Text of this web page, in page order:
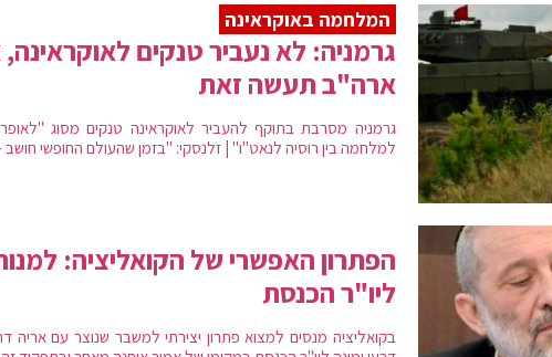
המלחמה באוקראינה
גרמניה: לא נעביר טנקים
ארה"ב תעשה זאת
גרמניה מסרבת בתוקף להעביר לאוקראינה טנקים מסוג
למלחמה בין רוסיה לנאט"ו" | זלנסקי: "בזמן שהעולם החופשי חושב
הפתרון האפשרי של הקואליציה:
ליו"ר הכנסת
בקואליציה מנסים למצוא פתרון יצירתי למשבר שנוצר עם